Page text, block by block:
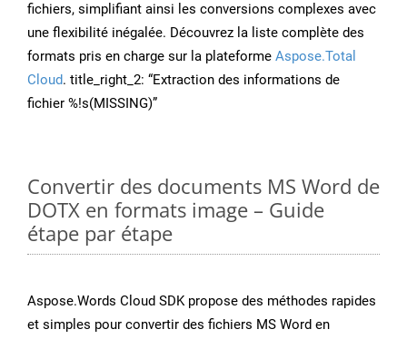
fichiers, simplifiant ainsi les conversions complexes avec
une flexibilité inégalée. Découvrez la liste complète des
formats pris en charge sur la plateforme Aspose.Total
Cloud. title_right_2: “Extraction des informations de
fichier %!s(MISSING)”
Convertir des documents MS Word de
DOTX en formats image – Guide
étape par étape
Aspose.Words Cloud SDK propose des méthodes rapides
et simples pour convertir des fichiers MS Word en